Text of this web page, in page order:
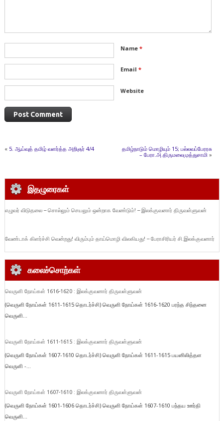
Name *
Email *
Website
« 5. ஆய்வுத் தமிழ் வளர்த்த அறிஞர் 4/4
தமிழ்நாடும் மொழியும் 15; பல்லவப்பேரரசு
– பேரா.அ.திருமலைமுத்துசாமி »
இதழுரைகள்
எழுவர் விடுதலை – சொல்லும் செயலும் ஒன்றாக வேண்டும்! – இலக்குவனார் திருவள்ளுவன்
வேண்டாக் கிளர்ச்சி வென்றது! விரும்பும் தாய்மொழி விலகியது! – பேராசிரியர் சி.இலக்குவனார்
கலைச்சொற்கள்
வெருளி நோய்கள் 1616-1620 : இலக்குவனார் திருவள்ளுவன்
(வெருளி நோய்கள் 1611-1615 தொடர்ச்சி) வெருளி நோய்கள் 1616-1620 பரந்த சிந்தனை
வெருளி...
வெருளி நோய்கள் 1611-1615 : இலக்குவனார் திருவள்ளுவன்
(வெருளி நோய்கள் 1607-1610 தொடர்ச்சி) வெருளி நோய்கள் 1611-1615 பயனிலித்தள
வெருளி -...
வெருளி நோய்கள் 1607-1610 : இலக்குவனார் திருவள்ளுவன்
(வெருளி நோய்கள் 1601-1606 தொடர்ச்சி) வெருளி நோய்கள் 1607-1610 பந்தய ஊர்தி
வெருளி...